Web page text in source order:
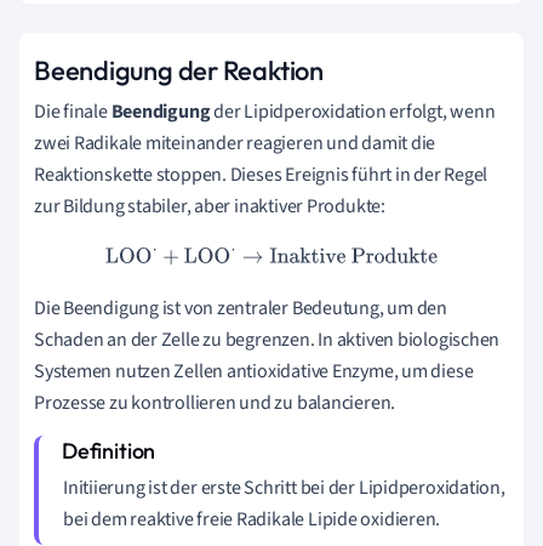
Beendigung der Reaktion
Die finaleBeendigungder Lipidperoxidation erfolgt, wenn
zwei Radikale miteinander reagieren und damit die
Reaktionskette stoppen. Dieses Ereignis führt in der Regel
zur Bildung stabiler, aber inaktiver Produkte:
LOO⋅+LOO →Inaktive Produkte
Die Beendigung ist von zentraler Bedeutung, um den
Schaden an der Zelle zu begrenzen. In aktiven biologischen
Systemen nutzen Zellen antioxidative Enzyme, um diese
Prozesse zu kontrollieren und zu balancieren.
Initiierung ist der erste Schritt bei der Lipidperoxidation,
bei dem reaktive freie Radikale Lipide oxidieren.